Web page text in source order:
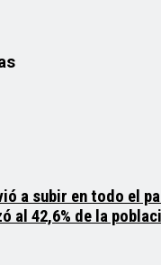
a subir en todo el
al 42,6% de la